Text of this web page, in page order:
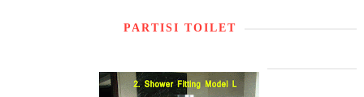
PARTISI TOILET